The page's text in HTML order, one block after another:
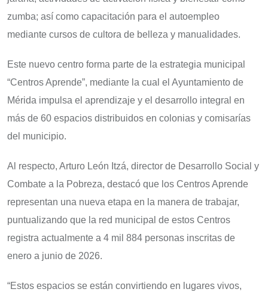
zumba; así como capacitación para el autoempleo
mediante cursos de cultora de belleza y manualidades.
Este nuevo centro forma parte de la estrategia municipal
“Centros Aprende”, mediante la cual el Ayuntamiento de
Mérida impulsa el aprendizaje y el desarrollo integral en
más de 60 espacios distribuidos en colonias y comisarías
del municipio.
Al respecto, Arturo León Itzá, director de Desarrollo Social y
Combate a la Pobreza, destacó que los Centros Aprende
representan una nueva etapa en la manera de trabajar,
puntualizando que la red municipal de estos Centros
registra actualmente a 4 mil 884 personas inscritas de
enero a junio de 2026.
“Estos espacios se están convirtiendo en lugares vivos,